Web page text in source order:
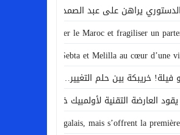
يراهن على عبد الصمد خناني لقيادة
crise pour cibler le Maroc et fragiliser un
l’Espagne : Sebta et Melilla au cœur d’une
خريبكة بين حلم التغيير… وهاجس توريث
العارضة التقنية لأولمبيك خريبكة.
un mur sénégalais, mais s’offrent la